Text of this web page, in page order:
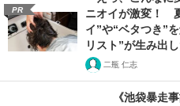
PR
ニオイが激変！
イ”や“ベタつき”
リスト”が生み出
二瓶 仁志
《池袋暴走